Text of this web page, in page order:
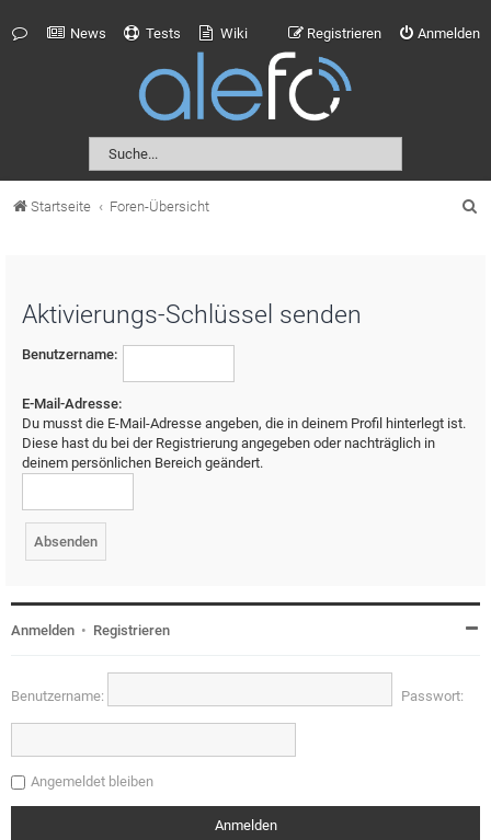
News Tests Wiki Anmelden
Registrieren
Startseite Foren-Übersicht
Aktivierungs-Schlüssel senden
Benutzername:
E-Mail-Adresse:
Du musst die E-Mail-Adresse angeben, die in deinem Profil hinterlegt ist.
Diese hast du bei der Registrierung angegeben oder nachträglich in
deinem persönlichen Bereich geändert.
Anmelden • Registrieren
Benutzername: Passwort:
Angemeldet bleiben